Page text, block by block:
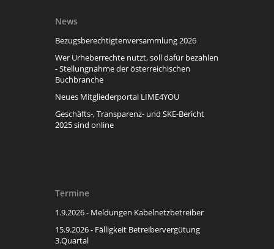
News
Bezugsberechtigtenversammlung 2026
Wer Urheberrechte nutzt, soll dafür bezahlen
- Stellungnahme der österreichischen
Buchbranche
Neues Mitgliederportal LIME4YOU
Geschäfts-, Transparenz- und SKE-Bericht
2025 sind online
Termine
1.9.2026 - Meldungen Kabelnetzbetreiber
15.9.2026 - Fälligkeit Betreibervergütung
3.Quartal